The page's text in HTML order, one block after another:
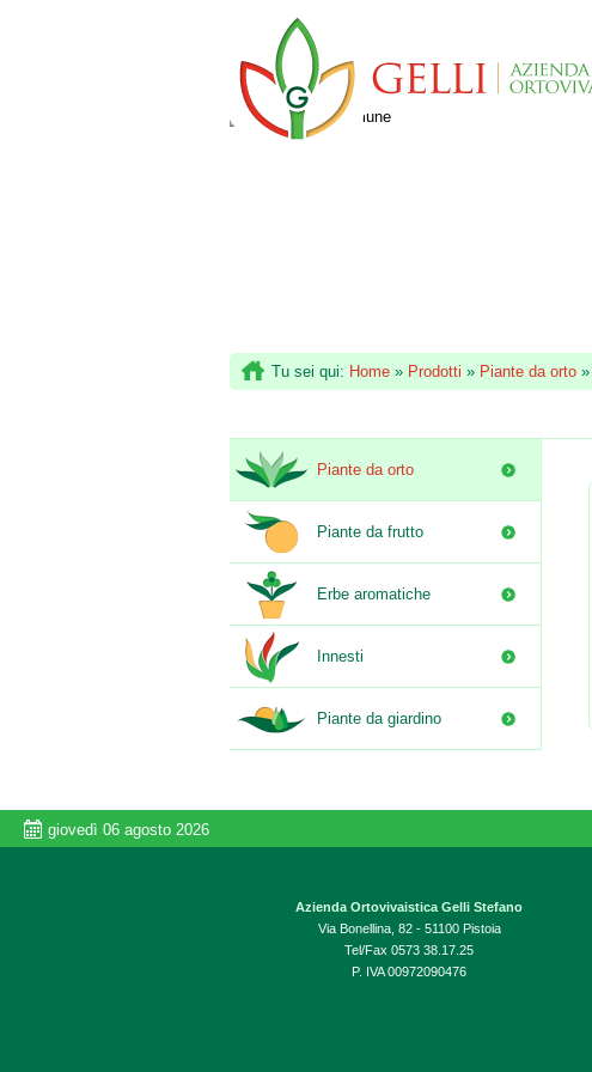
Tu sei qui: Home » Prodotti » Piante da orto »
Piante da orto
Piante da frutto
Erbe aromatiche
Innesti
Piante da giardino
giovedì 06 agosto 2026
Azienda Ortovivaistica Gelli Stefano
Via Bonellina, 82 - 51100 Pistoia
Tel/Fax 0573 38.17.25
P. IVA 00972090476